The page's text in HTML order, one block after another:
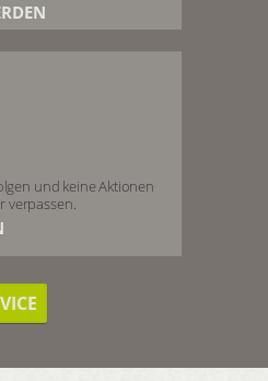
und keine Aktionen
verpassen.